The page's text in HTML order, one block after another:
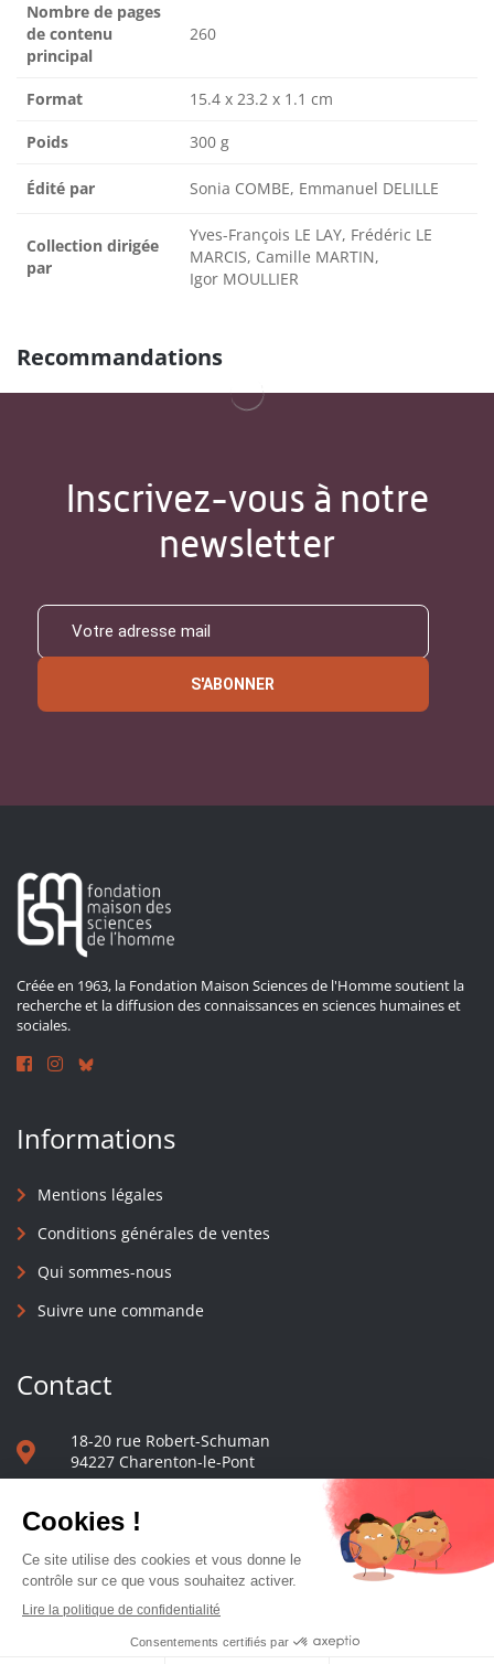
Nombre de pages
de contenu
principal
260
Format 15.4 x 23.2 x 1.1 cm
Poids 300 g
Édité par Sonia COMBE, Emmanuel DELILLE
Collection dirigée
par
Yves-François LE LAY, Frédéric LE
MARCIS, Camille MARTIN,
Igor MOULLIER
Recommandations
Inscrivez-vous à notre
newsletter
S'ABONNER
Créée en 1963, la Fondation Maison Sciences de l'Homme soutient la
recherche et la diffusion des connaissances en sciences humaines et
sociales.
Informations
Mentions légales
Conditions générales de ventes
Qui sommes-nous
Suivre une commande
Contact
18-20 rue Robert-Schuman
94227 Charenton-le-Pont